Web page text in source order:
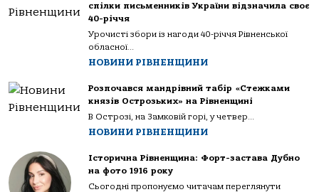
спілки письменників України відзначила своє
40-річчя
Урочисті збори із нагоди 40-річчя Рівненської
обласної...
НОВИНИ РІВНЕНЩИНИ
Розпочався мандрівний табір «Стежками
князів Острозьких» на Рівненщині
В Острозі, на Замковій горі, у четвер...
НОВИНИ РІВНЕНЩИНИ
Історична Рівненщина: Форт-застава Дубно
на фото 1916 року
Сьогодні пропонуємо читачам переглянути